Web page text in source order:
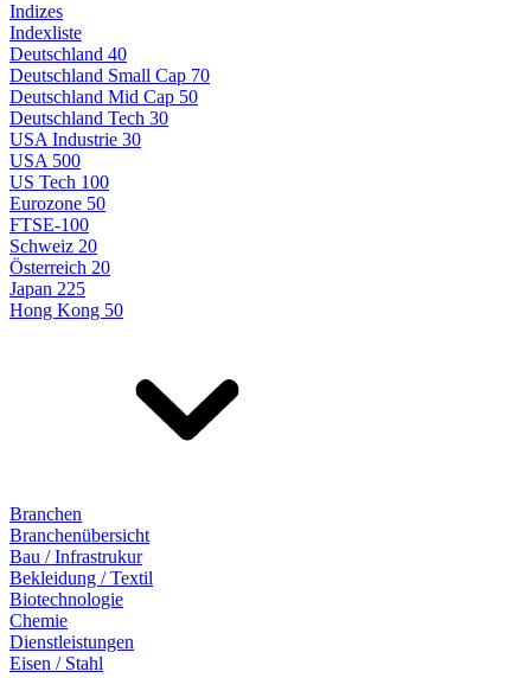
Indizes
Indexliste
Deutschland 40
Deutschland Small Cap 70
Deutschland Mid Cap 50
Deutschland Tech 30
USA Industrie 30
USA 500
US Tech 100
Eurozone 50
FTSE-100
Schweiz 20
Österreich 20
Japan 225
Hong Kong 50
Branchen
Branchenübersicht
Bau / Infrastrukur
Bekleidung / Textil
Biotechnologie
Chemie
Dienstleistungen
Eisen / Stahl